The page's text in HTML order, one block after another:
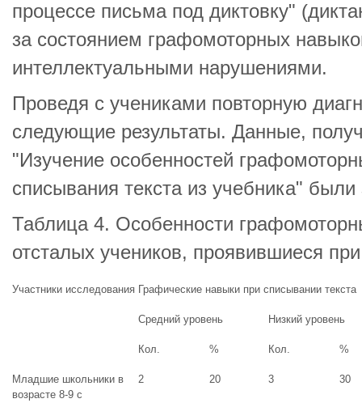
процессе письма под диктовку"
за состоянием графомоторных
интеллектуальными нарушениями.
Проведя с учениками повторную
следующие результаты. Данные,
"Изучение особенностей
списывания текста из учебника"
Таблица 4. Особенности
отсталых учеников, проявившиеся
Участники исследования Графические навыки при списывании текста
Средний уровень Низкий уровень
Кол. % Кол. %
Младшие школьники в
возрасте 8-9 с
2 20 3 30